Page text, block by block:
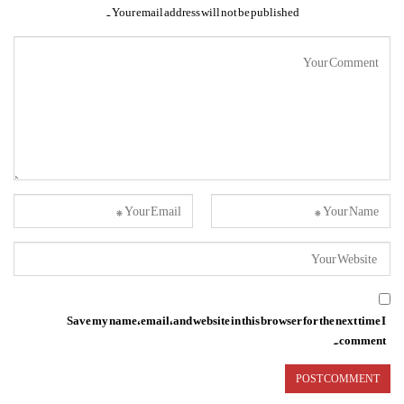
Your email address will not be published.
Save my name, email, and website in this browser for the next time I
comment.